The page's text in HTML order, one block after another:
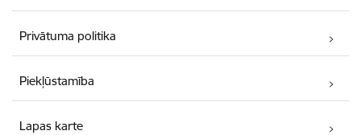
Privātuma politika
Piekļūstamība
Lapas karte